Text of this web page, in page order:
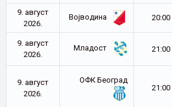
9. август
2026.
Војводина 20:00
9. август
2026.
Младост
21:00
9. август
2026.
ОФК Београд
21:00